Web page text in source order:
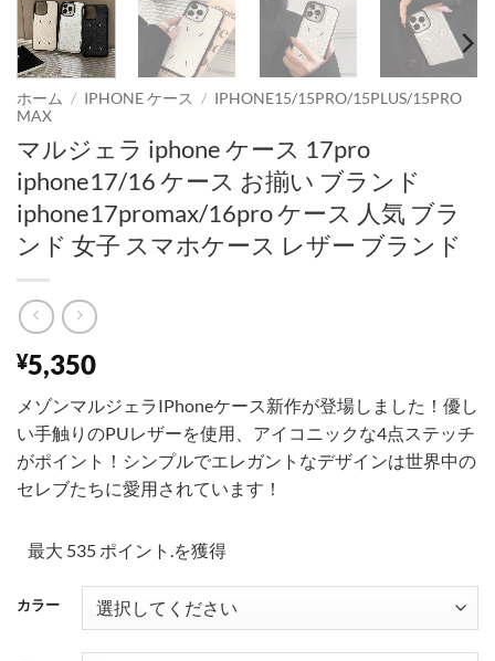
ホーム / IPHONE ケース / IPHONE15/15PRO/15PLUS/15PRO
MAX
マルジェラ iphone ケース 17pro
iphone17/16 ケース お揃い ブランド
iphone17promax/16pro ケース 人気 ブラ
ンド 女子 スマホケース レザー ブランド
¥5,350
メゾンマルジェラIPhoneケース新作が登場しました！優し
い手触りのPUレザーを使用、アイコニックな4点ステッチ
がポイント！シンプルでエレガントなデザインは世界中の
セレブたちに愛用されています！
最大 535 ポイント.を獲得
カラー